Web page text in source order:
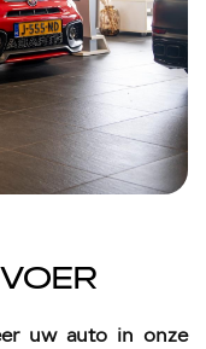
uw auto in onze